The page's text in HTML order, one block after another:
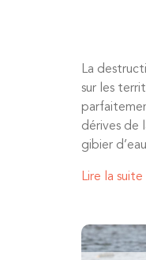
La
sur les
dérives de
gibier
Lire la suite